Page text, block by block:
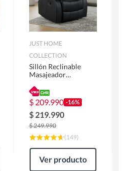
JUST HOME
COLLECTION
Sillón Reclinable
Masajeador
Atlanta 91x101x94
cm Negro
$ 209.990 -16%
$ 219.990
$249.990
(149)
Ver producto